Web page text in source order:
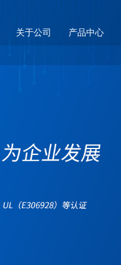
关于公司 产品中心